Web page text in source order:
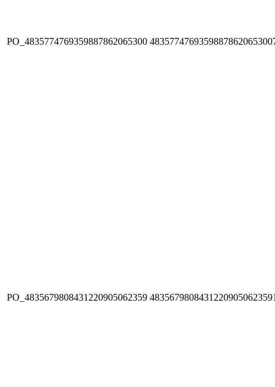
PO_4835774769359887862065300
PO_4835679808431220905062359